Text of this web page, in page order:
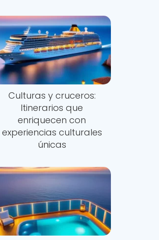
Culturas y cruceros:
Itinerarios que
enriquecen con
experiencias culturales
únicas